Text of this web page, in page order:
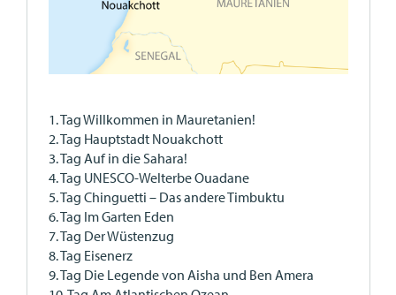
1. Tag Willkommen in Mauretanien!
2. Tag Hauptstadt Nouakchott
3. Tag Auf in die Sahara!
4. Tag UNESCO-Welterbe Ouadane
5. Tag Chinguetti – Das andere Timbuktu
6. Tag Im Garten Eden
7. Tag Der Wüstenzug
8. Tag Eisenerz
9. Tag Die Legende von Aisha und Ben Amera